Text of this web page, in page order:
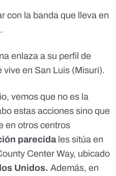
con la banda que lleva en
enlaza a su perfil de
en San Luis (Misuri).
vemos que no es la
estas acciones sino que
en otros centros
parecidales sitúa en
Center Way, ubicado
Unidos. Además, en